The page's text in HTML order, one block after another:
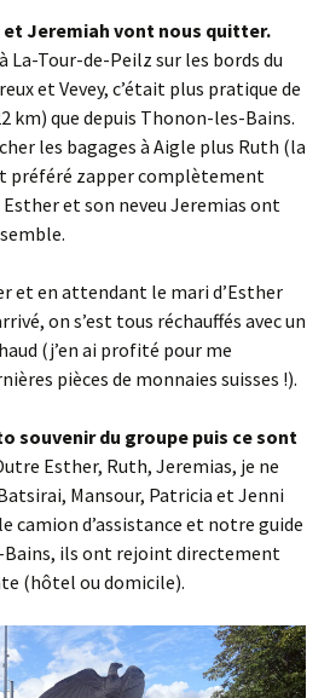
et Jeremiah vont nous quitter.
La-Tour-de-Peilz sur les bords du
et Vevey, c’était plus pratique de
km) que depuis Thonon-les-Bains.
les bagages à Aigle plus Ruth (la
préféré zapper complètement
et son neveu Jeremias ont
et en attendant le mari d’Esther
on s’est tous réchauffés avec un
(j’en ai profité pour me
pièces de monnaies suisses !).
souvenir du groupe puis ce sont
Esther, Ruth, Jeremias, je ne
Mansour, Patricia et Jenni
camion d’assistance et notre guide
ils ont rejoint directement
(hôtel ou domicile).